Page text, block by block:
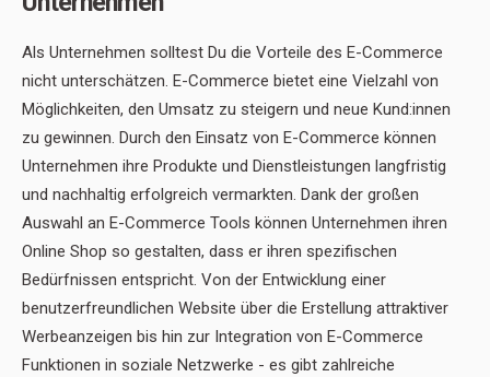
Als Unternehmen solltest Du die Vorteile des E-Commerce
nicht unterschätzen. E-Commerce bietet eine Vielzahl von
Möglichkeiten, den Umsatz zu steigern und neue Kund:innen
zu gewinnen. Durch den Einsatz von E-Commerce können
Unternehmen ihre Produkte und Dienstleistungen langfristig
und nachhaltig erfolgreich vermarkten. Dank der großen
Auswahl an E-Commerce Tools können Unternehmen ihren
Online Shop so gestalten, dass er ihren spezifischen
Bedürfnissen entspricht. Von der Entwicklung einer
benutzerfreundlichen Website über die Erstellung attraktiver
Werbeanzeigen bis hin zur Integration von E-Commerce
Funktionen in soziale Netzwerke - es gibt zahlreiche